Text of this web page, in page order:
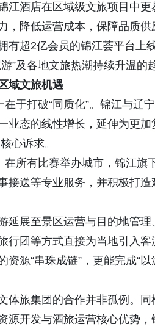
江酒店在区域级文旅项目中更
， 降低运营成本，保障品质供
有超2亿会员的锦江荟平台上
”及各地文旅热潮持续升温的
域文旅机遇
在于打破“同质化”。锦江与辽
业态的线性增长，延伸为更
心诉求。
在所有比赛举办城市，锦江
接送等专业服务，并积极打
延展至景区运营与目的地管
行团等方式直接为当地引入客
源“串珠成链”，更能完成“
体旅集团的合作并非孤例。
源开发与酒旅运营核心优势